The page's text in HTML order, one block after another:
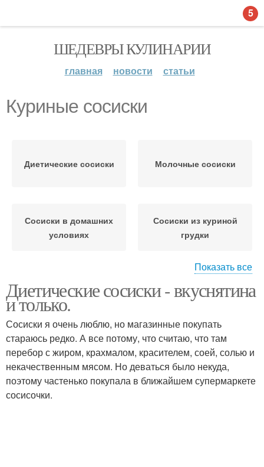
ШЕДЕВРЫ КУЛИНАРИИ
главная новости статьи
Куриные сосиски
Диетические сосиски Молочные сосиски
Сосиски в домашних
условиях
Сосиски из куриной
грудки
филе
Куриные колбаски
Куриная колбаска
Показать все
Диетические сосиски - вкуснятина
и только.
Сосиски я очень люблю, но магазинные покупать
стараюсь редко. А все потому, что считаю, что там
перебор с жиром, крахмалом, красителем, соей, солью и
некачественным мясом. Но деваться было некуда,
поэтому частенько покупала в ближайшем супермаркете
сосисочки.
5